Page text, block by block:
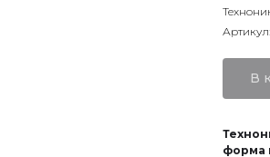
Артикул:
В
форма